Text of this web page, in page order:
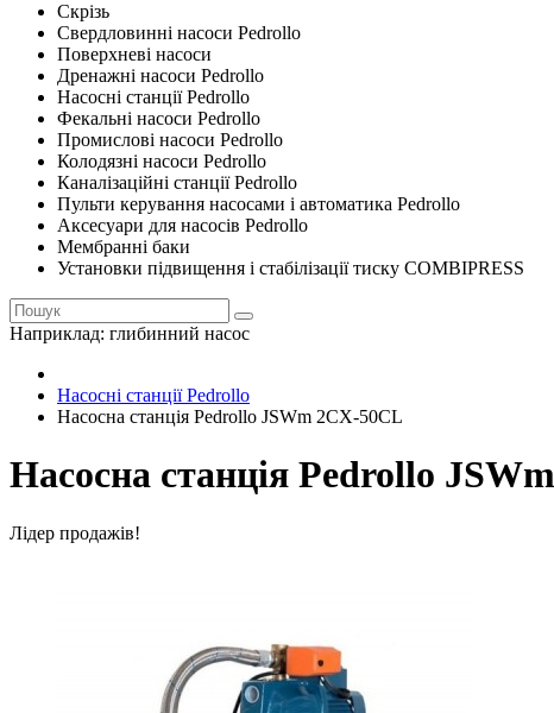
Скрізь
Свердловинні насоси Pedrollo
Поверхневі насоси
Дренажні насоси Pedrollo
Насосні станції Pedrollo
Фекальні насоси Pedrollo
Промислові насоси Pedrollo
Колодязні насоси Pedrollo
Каналізаційні станції Pedrollo
Пульти керування насосами і автоматика Pedrollo
Аксесуари для насосів Pedrollo
Мембранні баки
Установки підвищення і стабілізації тиску COMBIPRESS
Наприклад: глибинний насос
Насосні станції Pedrollo
Насосна станція Pedrollo JSWm 2CX-50CL
Насосна станція Pedrollo
Лідер продажів!